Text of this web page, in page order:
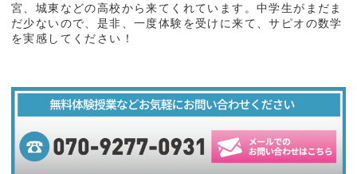
宮、城東などの高校から来てくれています。中学生がまだま
だ少ないので、是非、一度体験を受けに来て、サピオの数学
を実感してください！